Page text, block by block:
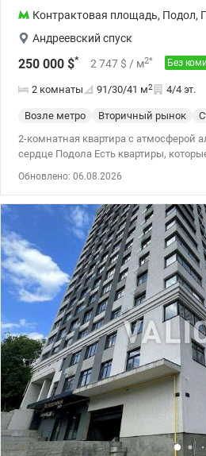
Контрактовая площадь, Подол,
Андреевский спуск
250 000 $* 2 747 $ / м2* Без
2 комнаты 91/30/41 м2 4/4 эт.
Возле метро Вторичный рынок
2-комнатная квартира с атмосферой
сердце Подола Есть квартиры,
которую сложно найти даже в
новостройках. 90 м² общей площади
отдельные спальни • просторная
балкона • камин • исторический дом
двор с возможностью парковки
действующим камином и
спуске встречаются крайне редко. Это
ищет не просто квадратные метры, а
историей и особенной атмосферой
Киева. Цена – 250 000 у.е.. без комиссии Айпара
valion.ua/1153209
Обновлено: 06.08.2026